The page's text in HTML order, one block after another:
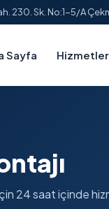
230. Sk. No:1-5/A
Sayfa Hizmetler
24 saat içinde